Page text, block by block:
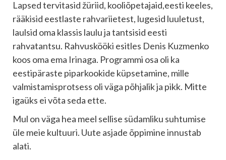
Lapsed tervitasid žüriid, kooliõpetajaid,eesti keeles,
rääkisid eestlaste rahvariietest, lugesid luuletust,
laulsid oma klassis laulu ja tantsisid eesti
rahvatantsu. Rahvuskööki esitles Denis Kuzmenko
koos oma ema Irinaga. Programmi osa oli ka
eestipäraste piparkookide küpsetamine, mille
valmistamisprotsess oli väga põhjalik ja pikk. Mitte
igaüks ei võta seda ette.
Mul on väga hea meel sellise südamliku suhtumise
üle meie kultuuri. Uute asjade õppimine innustab
alati.